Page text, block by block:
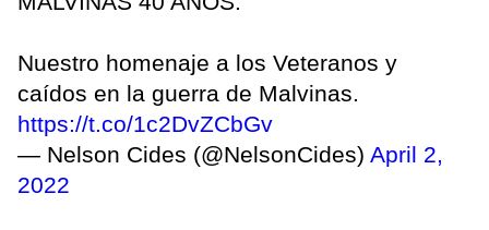
Nuestro homenaje a los Veteranos y
caídos en la guerra de Malvinas.
https://t.co/1c2DvZCbGv
— Nelson Cides (@NelsonCides) April 2,
2022